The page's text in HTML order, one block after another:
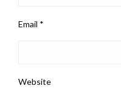
Email *
Website